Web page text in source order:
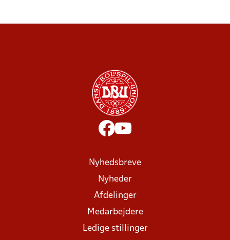
Nyhedsbreve
Nyheder
Afdelinger
Medarbejdere
Ledige stillinger